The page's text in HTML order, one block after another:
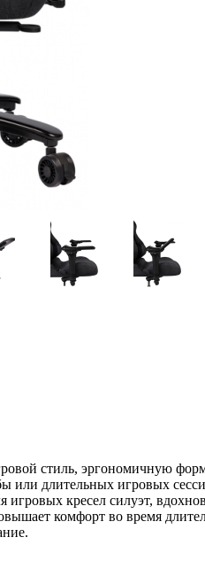
стиль, эргономичную
длительных игровых
кресел силуэт,
комфорт во время